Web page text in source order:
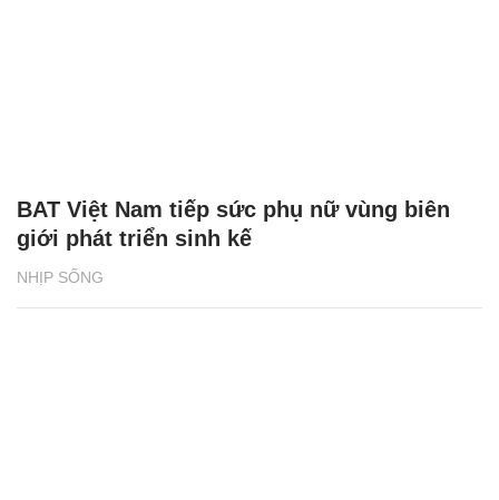
NHỊP SỐNG
BAT Việt Nam tiếp sức phụ nữ vùng biên
giới phát triển sinh kế